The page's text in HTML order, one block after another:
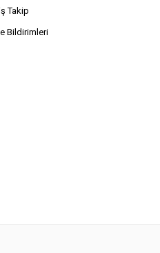
Takip
Bildirimleri